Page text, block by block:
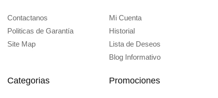
Contactanos
Politicas de Garantía
Site Map
Mi Cuenta
Historial
Lista de Deseos
Blog Informativo
Categorias Promociones